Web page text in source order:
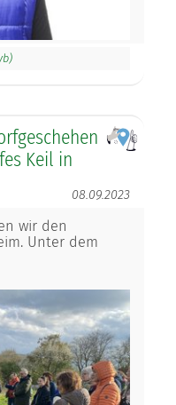
Keil in
08.09.2023
wir den
Unter dem